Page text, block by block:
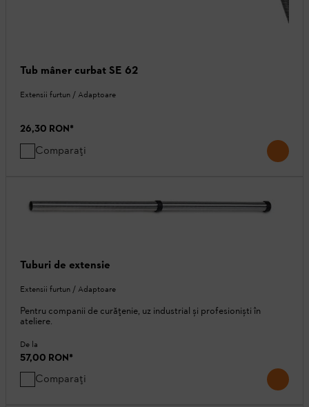
Tub mâner curbat SE 62
Extensii furtun / Adaptoare
26,30 RON*
Comparați
Tuburi de extensie
Extensii furtun / Adaptoare
Pentru companii de curățenie, uz industrial și profesioniști în
ateliere.
De la
57,00 RON*
Comparați